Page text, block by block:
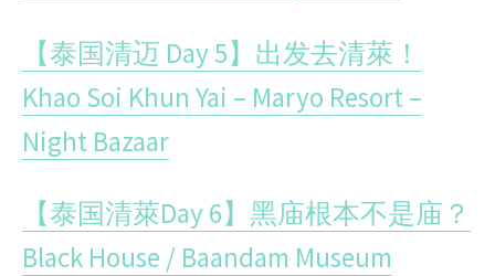
【泰国清迈 Day 5】出发去清萊！
Khao Soi Khun Yai – Maryo Resort –
Night Bazaar
【泰国清萊Day 6】黑庙根本不是庙？
Black House / Baandam Museum